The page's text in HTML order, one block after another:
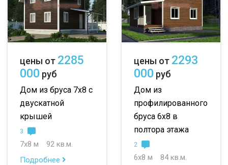
цены от 2285
000 руб
Дом из бруса 7х8 с
двускатной
крышей
3
7х8 м
92 кв.м.
Подробнее
цены от 2293
000 руб
Дом из
профилированного
бруса 6х8 в
полтора этажа
2
6х8 м
84 кв.м.